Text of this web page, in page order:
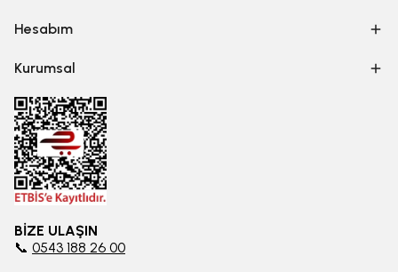
Hesabım
Kurumsal
BİZE ULAŞIN
📞 0543 188 26 00